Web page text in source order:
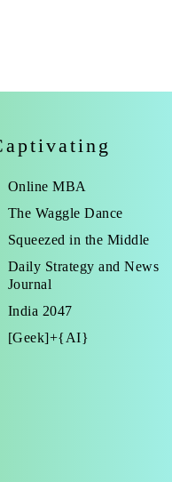
Online MBA
The Waggle Dance
Squeezed in the Middle
Daily Strategy and News
Journal
India 2047
[Geek]+{AI}